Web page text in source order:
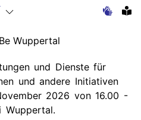
Wuppertal
und Dienste für
und andere Initiativen
2026 von 16.00 -
Wuppertal.